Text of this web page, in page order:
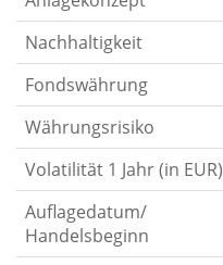
Nachhaltigkeit
Fondswährung
Währungsrisiko
Volatilität 1 Jahr (in EUR)
Auflagedatum/
Handelsbeginn